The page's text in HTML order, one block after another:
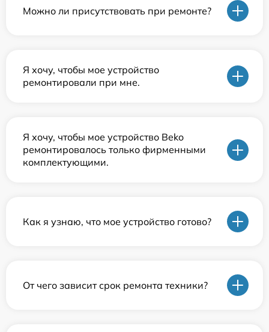
Можно ли присутствовать при ремонте?
Я хочу, чтобы мое устройство
ремонтировали при мне.
Я хочу, чтобы мое устройство Beko
ремонтировалось только фирменными
комплектующими.
Как я узнаю, что мое устройство готово?
От чего зависит срок ремонта техники?